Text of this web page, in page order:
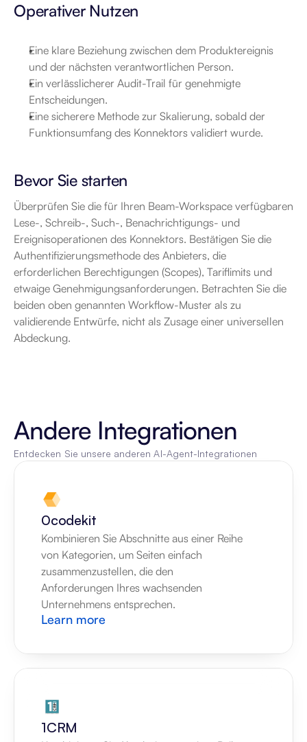
Operativer Nutzen
Eine klare Beziehung zwischen dem Produktereignis
und der nächsten verantwortlichen Person.
Ein verlässlicherer Audit-Trail für genehmigte
Entscheidungen.
Eine sicherere Methode zur Skalierung, sobald der
Funktionsumfang des Konnektors validiert wurde.
Bevor Sie starten
Überprüfen Sie die für Ihren Beam-Workspace verfügbaren
Lese-, Schreib-, Such-, Benachrichtigungs- und
Ereignisoperationen des Konnektors. Bestätigen Sie die
Authentifizierungsmethode des Anbieters, die
erforderlichen Berechtigungen (Scopes), Tariflimits und
etwaige Genehmigungsanforderungen. Betrachten Sie die
beiden oben genannten Workflow-Muster als zu
validierende Entwürfe, nicht als Zusage einer universellen
Abdeckung.
Andere Integrationen
Entdecken Sie unsere anderen AI-Agent-Integrationen
0codekit
Kombinieren Sie Abschnitte aus einer Reihe
von Kategorien, um Seiten einfach
zusammenzustellen, die den
Anforderungen Ihres wachsenden
Unternehmens entsprechen.
Learn more
1CRM